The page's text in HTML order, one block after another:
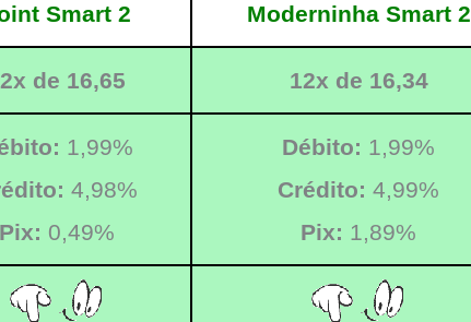
Smart 2 Moderninha Smart 2
de 16,65 12x de 16,34
1,99%
4,98%
Pix: 0,49%
Débito: 1,99%
Crédito: 4,99%
Pix: 1,89%